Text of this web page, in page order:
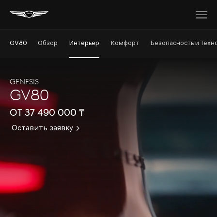
GV80 Обзор Интерьер Комфорт Безопасность и
GENESIS
GV80
от 37 490 000 ₸
Оставить заявку